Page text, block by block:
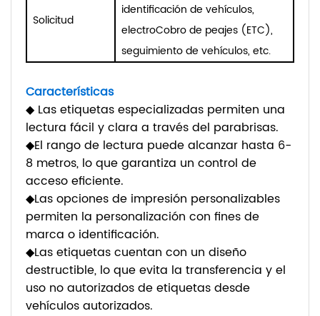
Solicitud
identificación de vehículos,
electroCobro de peajes (ETC),
seguimiento de vehículos, etc.
Características
◆ Las etiquetas especializadas permiten una
lectura fácil y clara a través del parabrisas.
◆El rango de lectura puede alcanzar hasta 6-
8 metros, lo que garantiza un control de
acceso eficiente.
◆Las opciones de impresión personalizables
permiten la personalización con fines de
marca o identificación.
◆Las etiquetas cuentan con un diseño
destructible, lo que evita la transferencia y el
uso no autorizados de etiquetas desde
vehículos autorizados.